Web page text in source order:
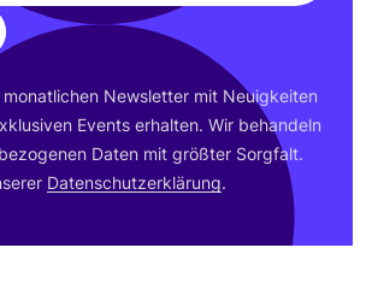
News­let­ter mit Neu­ig­kei­ten
Events erhal­ten. Wir behan­deln
Daten mit größ­ter Sorg­falt.
Daten­schutz­er­klä­rung.